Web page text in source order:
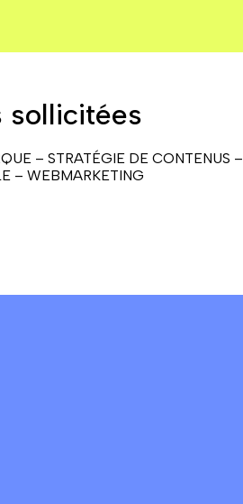
sollicitées
– STRATÉGIE DE CONTENUS –
– WEBMARKETING